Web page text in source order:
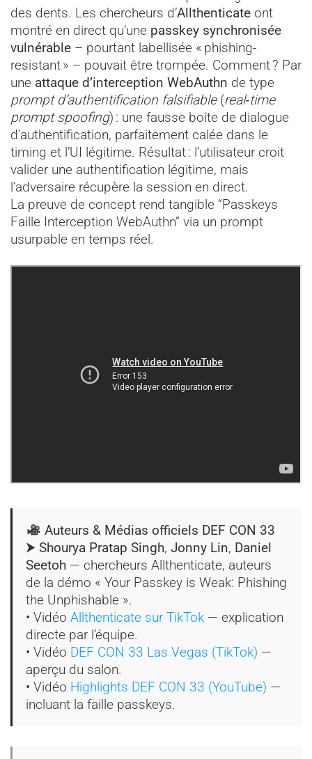
des dents. Les chercheurs d’Allthenticate ont
montré en direct qu’une passkey synchronisée
vulnérable – pourtant labellisée « phishing-
resistant » – pouvait être trompée. Comment ? Par
une attaque d’interception WebAuthn de type
prompt d’authentification falsifiable(real‑time
prompt spoofing) : une fausse boîte de dialogue
d’authentification, parfaitement calée dans le
timing et l’UI légitime. Résultat : l’utilisateur croit
valider une authentification légitime, mais
l’adversaire récupère la session en direct.
La preuve de concept rend tangible “Passkeys
Faille Interception WebAuthn” via un prompt
usurpable en temps réel.
Auteurs & Médias officiels DEF CON 33
⮞ Shourya Pratap Singh,Jonny Lin, Daniel
Seetoh — chercheurs Allthenticate, auteurs
de la démo « Your Passkey is Weak: Phishing
the Unphishable ».
• VidéoAllthenticate sur TikTok — explication
directe par l’équipe.
• Vidéo DEF CON 33 Las Vegas (TikTok) —
aperçu du salon.
• Vidéo Highlights DEF CON 33 (YouTube) —
incluant la faille passkeys.